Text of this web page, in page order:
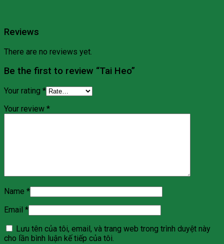
Reviews
There are no reviews yet.
Be the first to review “Tai Heo”
Your rating *
Your review *
Name *
Email *
Lưu tên của tôi, email, và trang web trong trình duyệt này
cho lần bình luận kế tiếp của tôi.